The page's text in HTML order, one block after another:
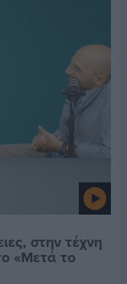
στην τέχνη
«Μετά το